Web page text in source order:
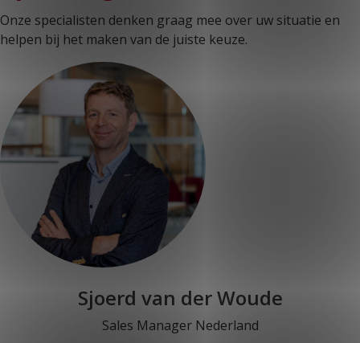
Onze specialisten denken graag mee over uw situatie en
helpen bij het maken van de juiste keuze.
Sjoerd van der Woude
Sales Manager Nederland